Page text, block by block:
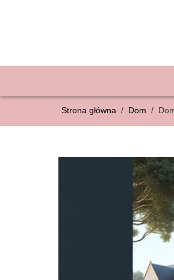
Strona główna / Dom /